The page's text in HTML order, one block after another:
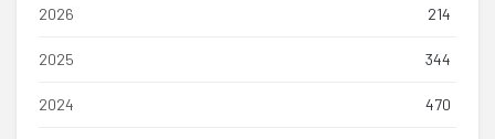
2026 214
2025 344
2024 470